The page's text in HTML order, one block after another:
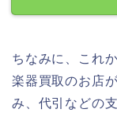
ちなみに、これ
楽器買取のお店
み、代引などの